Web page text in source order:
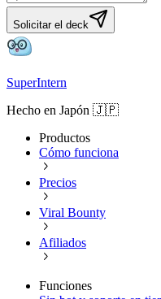
Solicitar el deck
SuperIntern
Hecho en Japón 🇯🇵
Productos
Cómo funciona
Precios
Viral Bounty
Afiliados
Funciones